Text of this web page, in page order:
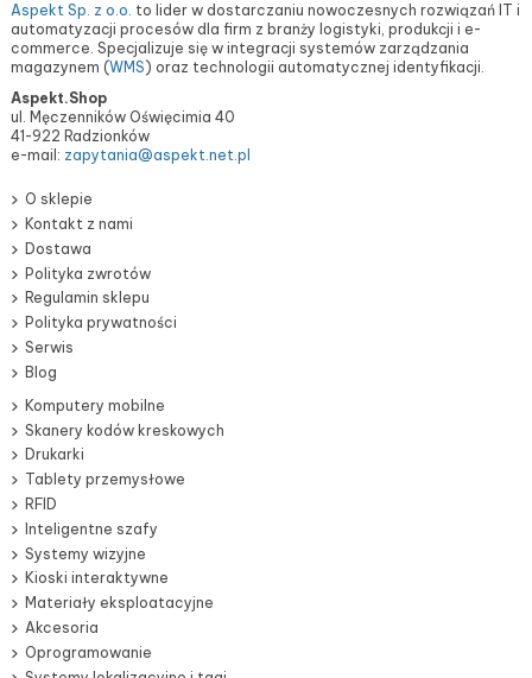
Aspekt Sp. z o.o. to lider w dostarczaniu nowoczesnych rozwiązań IT i
automatyzacji procesów dla firm z branży logistyki, produkcji i e-
commerce. Specjalizuje się w integracji systemów zarządzania
magazynem (WMS) oraz technologii automatycznej identyfikacji.
Aspekt.Shop
ul. Męczenników Oświęcimia 40
41-922 Radzionków
e-mail: zapytania@aspekt.net.pl
O sklepie
Kontakt z nami
Dostawa
Polityka zwrotów
Regulamin sklepu
Polityka prywatności
Serwis
Blog
Komputery mobilne
Skanery kodów kreskowych
Drukarki
Tablety przemysłowe
RFID
Inteligentne szafy
Systemy wizyjne
Kioski interaktywne
Materiały eksploatacyjne
Akcesoria
Oprogramowanie